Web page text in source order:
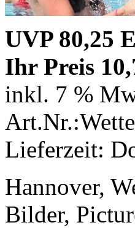
UVP 80,25
Ihr Preis
inkl. 7 %
Lieferzeit:
Hannover,
Bilder,